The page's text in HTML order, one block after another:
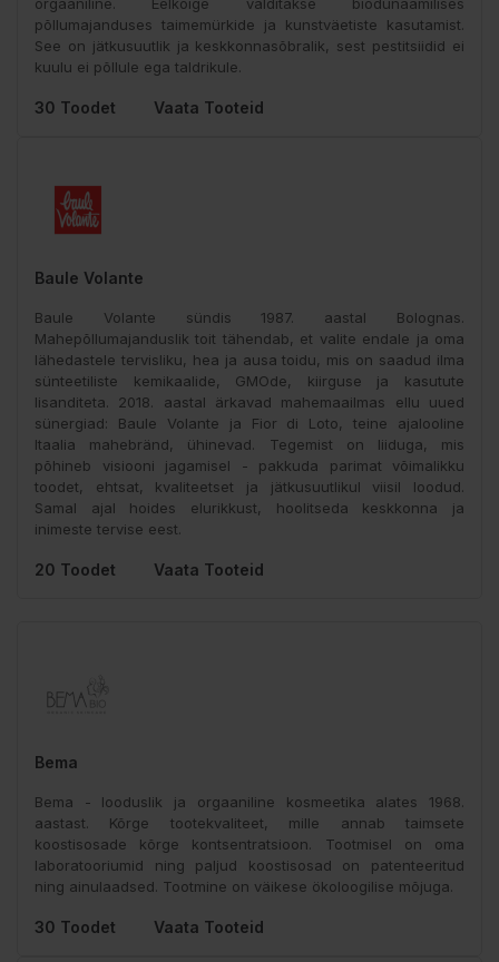
põllumajanduses taimemürkide ja kunstväetiste kasutamist.
See on jätkusuutlik ja keskkonnasõbralik, sest pestitsiidid ei
kuulu ei põllule ega taldrikule.
30 Toodet Vaata Tooteid
Baule Volante
Baule Volante sündis 1987. aastal Bolognas.
Mahepõllumajanduslik toit tähendab, et valite endale ja oma
lähedastele tervisliku, hea ja ausa toidu, mis on saadud ilma
sünteetiliste kemikaalide, GMOde, kiirguse ja kasutute
lisanditeta. 2018. aastal ärkavad mahemaailmas ellu uued
sünergiad: Baule Volante ja Fior di Loto, teine ​​ajalooline
Itaalia mahebränd, ühinevad. Tegemist on liiduga, mis
põhineb visiooni jagamisel - pakkuda parimat võimalikku
toodet, ehtsat, kvaliteetset ja jätkusuutlikul viisil loodud.
Samal ajal hoides elurikkust, hoolitseda keskkonna ja
inimeste tervise eest.
20 Toodet Vaata Tooteid
Bema
Bema - looduslik ja orgaaniline kosmeetika alates 1968.
aastast. Kõrge tootekvaliteet, mille annab taimsete
koostisosade kõrge kontsentratsioon. Tootmisel on oma
laboratooriumid ning paljud koostisosad on patenteeritud
ning ainulaadsed. Tootmine on väikese ökoloogilise mõjuga.
30 Toodet Vaata Tooteid